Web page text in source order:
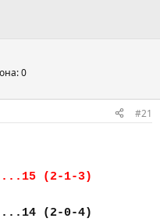
0
#21
(2-1-3)
(2-0-4)